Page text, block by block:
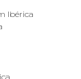
Ibérica